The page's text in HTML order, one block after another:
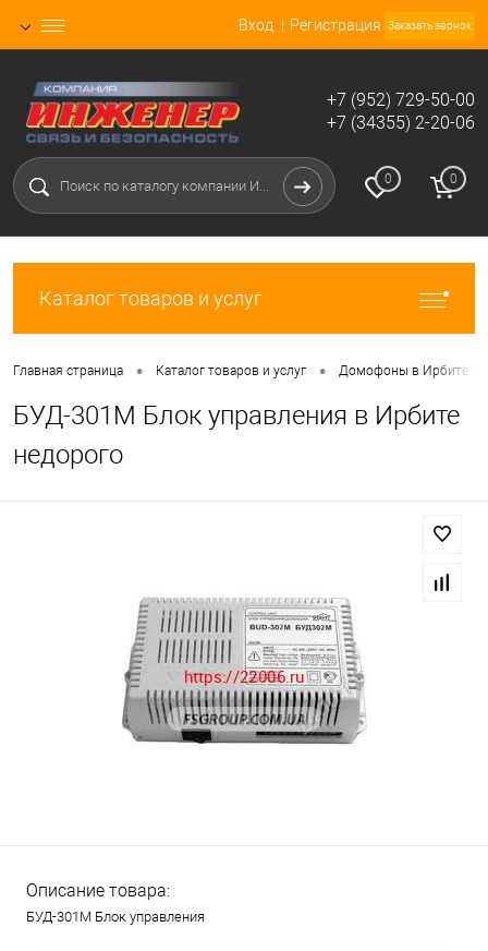
Вход Регистрация Заказать звонок
+7 (952) 729-50-00
+7 (34355) 2-20-06
0 0
Каталог товаров и услуг
Главная страница • Каталог товаров и услуг • Домофоны в Ирбите
БУД-301М Блок управления в Ирбите
недорого
Описание товара:
БУД-301М Блок управления